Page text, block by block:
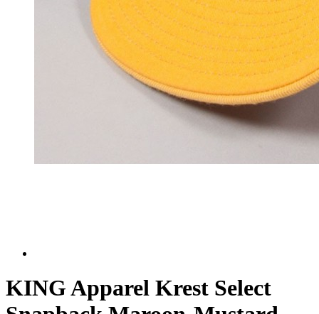
KING Apparel Krest Select